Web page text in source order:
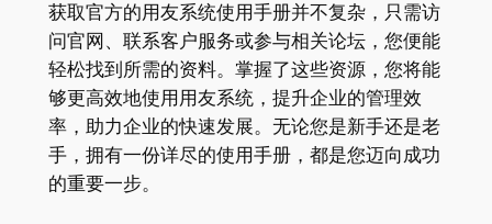
获取官方的用友系统使用手册并不复杂，只需访
问官网、联系客户服务或参与相关论坛，您便能
轻松找到所需的资料。掌握了这些资源，您将能
够更高效地使用用友系统，提升企业的管理效
率，助力企业的快速发展。无论您是新手还是老
手，拥有一份详尽的使用手册，都是您迈向成功
的重要一步。